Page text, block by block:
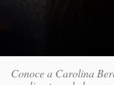
Conoce a Carolina